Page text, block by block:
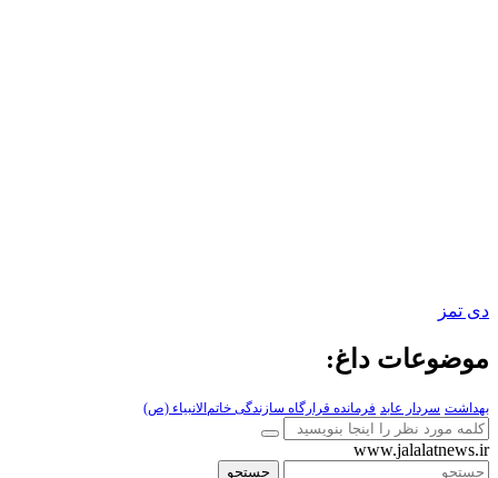
دی تمز
موضوعات داغ:
بهداشت سردار عابد فرمانده قرارگاه سازندگی خاتم‌الانبیاء (ص)
www.jalalatnews.ir
جستجو